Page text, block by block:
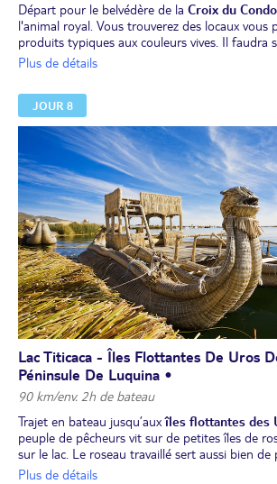
Départ pour le belvédère de la Croix du
l'animal royal. Vous trouverez des locaux vous
produits typiques aux couleurs vives. Il faudra
pour observer un condor en plein vol survolant
Déjeuner puis, continuation par la route vers le
traversant
désertiques, sauvages, de couleurs
Dîner etnuit chez l'habitant sur la péninsule
Luquina
(altitude maximale : 4 900 m).
Plus de détails
JOUR 8
Lac Titicaca - Îles Flottantes De Uros
Péninsule De Luquina •
90 km/env. 2h de bateau
Trajet en bateau jusqu’auxîles flottantes des
peuple de pêcheurs vit sur de petites îles de
sur le lac. Le roseau travaillé sert aussi bien de
qu’à la fabrication des habitations et des
Plus de détails